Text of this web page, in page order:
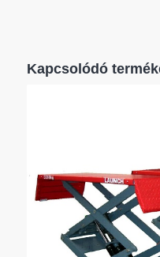
Kapcsolódó